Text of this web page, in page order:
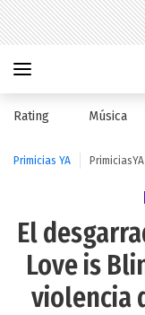
Rating Música
Primicias YA PrimiciasYA
El
Love is
violencia